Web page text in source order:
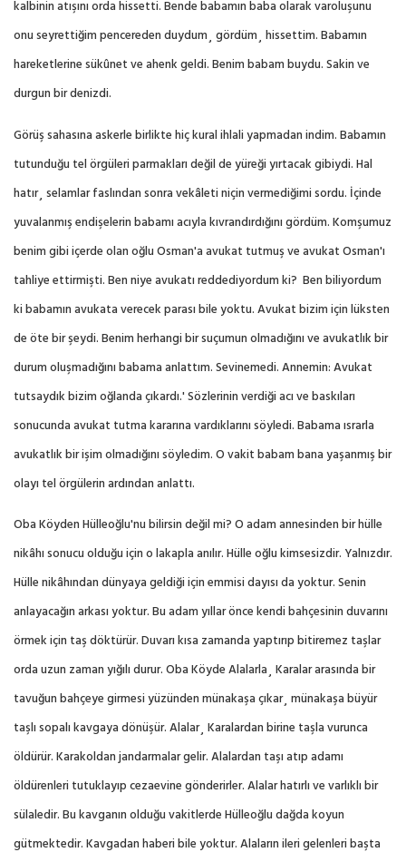
kalbinin atışını orda hissetti. Bende babamın baba olarak varoluşunu
onu seyrettiğim pencereden duydum¸ gördüm¸ hissettim. Babamın
hareketlerine sükûnet ve ahenk geldi. Benim babam buydu. Sakin ve
durgun bir denizdi.
Görüş sahasına askerle birlikte hiç kural ihlali yapmadan indim. Babamın
tutunduğu tel örgüleri parmakları değil de yüreği yırtacak gibiydi. Hal
hatır¸ selamlar faslından sonra vekâleti niçin vermediğimi sordu. İçinde
yuvalanmış endişelerin babamı acıyla kıvrandırdığını gördüm. Komşumuz
benim gibi içerde olan oğlu Osman'a avukat tutmuş ve avukat Osman'ı
tahliye ettirmişti. Ben niye avukatı reddediyordum ki? Ben biliyordum
ki babamın avukata verecek parası bile yoktu. Avukat bizim için lüksten
de öte bir şeydi. Benim herhangi bir suçumun olmadığını ve avukatlık bir
durum oluşmadığını babama anlattım. Sevinemedi. Annemin: Avukat
tutsaydık bizim oğlanda çıkardı.' Sözlerinin verdiği acı ve baskıları
sonucunda avukat tutma kararına vardıklarını söyledi. Babama ısrarla
avukatlık bir işim olmadığını söyledim. O vakit babam bana yaşanmış bir
olayı tel örgülerin ardından anlattı.
Oba Köyden Hülleoğlu'nu bilirsin değil mi? O adam annesinden bir hülle
nikâhı sonucu olduğu için o lakapla anılır. Hülle oğlu kimsesizdir. Yalnızdır.
Hülle nikâhından dünyaya geldiği için emmisi dayısı da yoktur. Senin
anlayacağın arkası yoktur. Bu adam yıllar önce kendi bahçesinin duvarını
örmek için taş döktürür. Duvarı kısa zamanda yaptırıp bitiremez taşlar
orda uzun zaman yığılı durur. Oba Köyde Alalarla¸ Karalar arasında bir
tavuğun bahçeye girmesi yüzünden münakaşa çıkar¸ münakaşa büyür
taşlı sopalı kavgaya dönüşür. Alalar¸ Karalardan birine taşla vurunca
öldürür. Karakoldan jandarmalar gelir. Alalardan taşı atıp adamı
öldürenleri tutuklayıp cezaevine gönderirler. Alalar hatırlı ve varlıklı bir
sülaledir. Bu kavganın olduğu vakitlerde Hülleoğlu dağda koyun
gütmektedir. Kavgadan haberi bile yoktur. Alaların ileri gelenleri başta